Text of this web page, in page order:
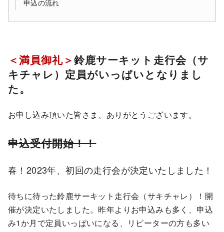
申込の流れ
＜満員御礼＞鈴鹿サーキット走行会（サ
キチャレ）定員がいっぱいとなりまし
た。
お申し込み頂いた皆さま、ありがとうございます。
申込受付開始！！
春！2023年、初回の走行会が決定いたしました！
待ちに待った鈴鹿サーキット走行会（サキチャレ）！開
催が決定いたしました。昨年よりお申込みも多く、申込
み1か月で定員いっぱいになる、リピーターの方も多い